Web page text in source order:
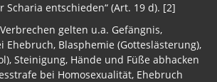
gelten u.a. Gefängnis,
Ehebruch, Blasphemie (Gotteslästerung),
Steinigung, Hände und Füße abhacken
bei Homosexualität, Ehebruch
aus dem Islam).]